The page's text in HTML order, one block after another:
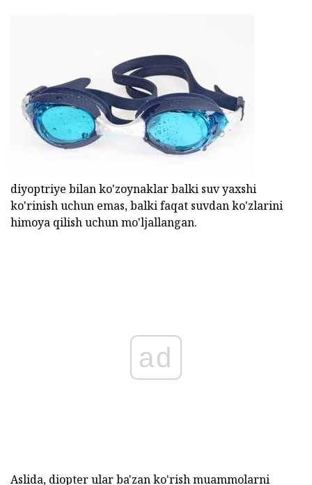
diyoptriye bilan ko'zoynaklar balki suv yaxshi
ko'rinish uchun emas, balki faqat suvdan ko'zlarini
himoya qilish uchun mo'ljallangan.
ad
Aslida, diopter ular ba'zan ko'rish muammolarni